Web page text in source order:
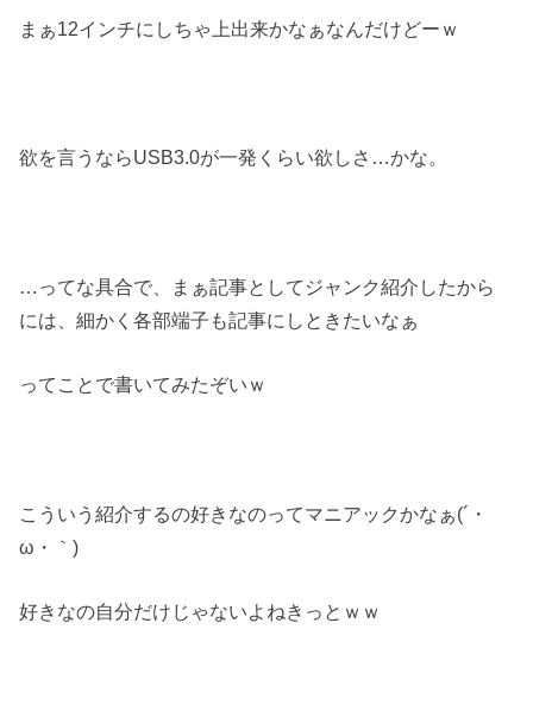
まぁ12インチにしちゃ上出来かなぁなんだけどーｗ
欲を言うならUSB3.0が一発くらい欲しさ…かな。
…ってな具合で、まぁ記事としてジャンク紹介したから
には、細かく各部端子も記事にしときたいなぁ
ってことで書いてみたぞいｗ
こういう紹介するの好きなのってマニアックかなぁ(´・
ω・｀)
好きなの自分だけじゃないよねきっとｗｗ